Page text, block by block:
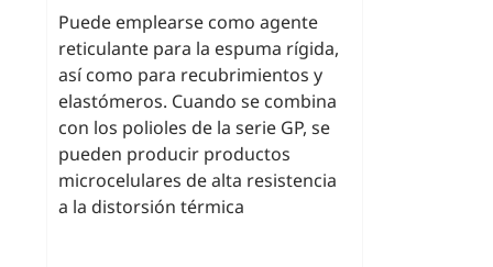
Puede emplearse como agente
reticulante para la espuma rígida,
así como para recubrimientos y
elastómeros. Cuando se combina
con los polioles de la serie GP, se
pueden producir productos
microcelulares de alta resistencia
a la distorsión térmica